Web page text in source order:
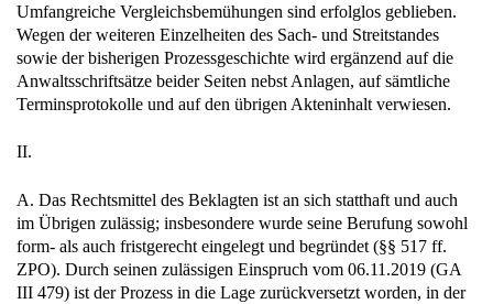
Umfangreiche Vergleichsbemühungen sind erfolglos geblieben.
Wegen der weiteren Einzelheiten des Sach- und Streitstandes
sowie der bisherigen Prozessgeschichte wird ergänzend auf die
Anwaltsschriftsätze beider Seiten nebst Anlagen, auf sämtliche
Terminsprotokolle und auf den übrigen Akteninhalt verwiesen.
II.
A. Das Rechtsmittel des Beklagten ist an sich statthaft und auch
im Übrigen zulässig; insbesondere wurde seine Berufung sowohl
form- als auch fristgerecht eingelegt und begründet (§§ 517 ff.
ZPO). Durch seinen zulässigen Einspruch vom 06.11.2019 (GA
III 479) ist der Prozess in die Lage zurückversetzt worden, in der